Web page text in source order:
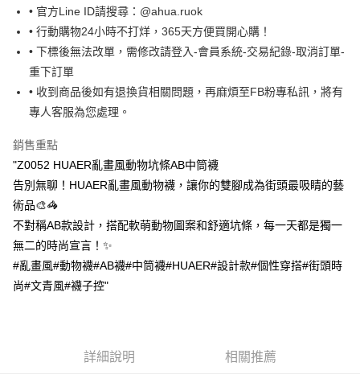
Apple Pay
街口支付
悠遊付
Google Pay
運送方式
全家取貨付款
每筆NT$65，滿NT$688(含以上)免運費
付款後全家取貨
每筆NT$65，滿NT$688(含以上)免運費
7-11取貨付款
• 官方Line ID請搜尋：@ahua.ruok
• 行動購物24小時不打烊，365天方便買開心購！
• 下標後無法改單，需修改請登入-會員系統-交易紀錄-取消訂單-
重下訂單
• 收到商品後如有退換貨相關問題，再麻煩至FB粉專私訊，將有
專人客服為您處理。
銷售重點
"Z0052 HUAER亂畫風動物坑條AB中筒襪
告別無聊！HUAER亂畫風動物襪，讓你的雙腳成為街頭最吸睛的藝
術品🎨🦓
不對稱AB款設計，搭配軟萌動物圖案和舒適坑條，每一天都是獨一
無二的時尚宣言！✨
#亂畫風#動物襪#AB襪#中筒襪#HUAER#設計款#個性穿搭#街頭時
尚#文青風#襪子控"
詳細說明 相關推薦